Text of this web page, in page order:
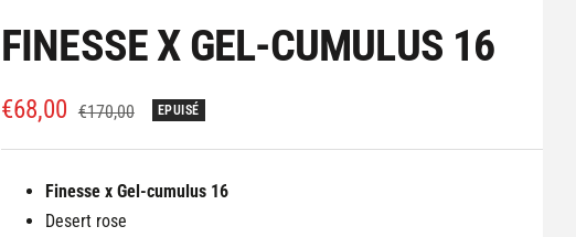
FINESSE X GEL-CUMULUS 16
Prix
de
vente
€68,00 Prix
€170,00 EPUISÉ
Finesse x Gel-cumulus 16
Desert rose